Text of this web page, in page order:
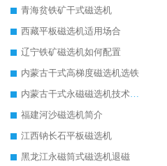
青海贫铁矿干式磁选机
西藏平板磁选机适用场合
辽宁铁矿磁选机如何配置
内蒙古干式高梯度磁选机选铁
内蒙古干式永磁磁选机技术要求
福建河沙磁选机简介
江西钠长石平板磁选机
黑龙江永磁筒式磁选机退磁